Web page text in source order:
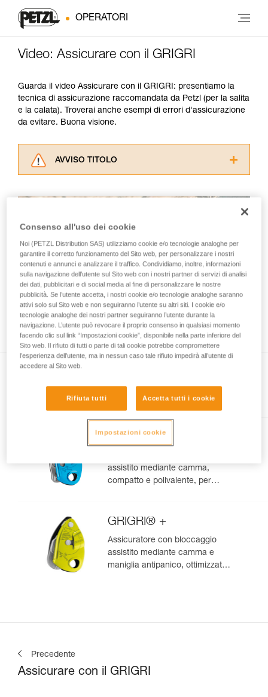
OPERATORI
Video: Assicurare con il GRIGRI
Guarda il video Assicurare con il GRIGRI: presentiamo la
tecnica di assicurazione raccomandata da Petzl (per la salita
e la calata). Troverai anche esempi di errori d'assicurazione
da evitare. Buona visione.
AVVISO TITOLO
capire queste ulteriori informazioni.
La padronanza di queste tecniche richiede una
formazione ed un addestramento specifico.
Verificate con un professionista la vostra
capacità di rifare la manovra, da soli, in piena
sicurezza, prima di riprodurla autonomamente.
Forniamo esempi di tecniche relative alla vostra
attività. Ne possono esistere altre che non
vengono qui descritte.
Presente nell'articolo
GRIGRI®
assistito mediante camma,
compatto e polivalente, per
GRIGRI® +
Assicuratore con bloccaggio
assistito mediante camma e
maniglia antipanico, ottimizzato
Precedente
Assicurare con il GRIGRI
Consenso all'uso dei cookie
Noi (PETZL Distribution SAS) utilizziamo cookie e/o tecnologie analoghe per
garantire il corretto funzionamento del Sito web, per personalizzare i nostri
contenuti e annunci e analizzare il traffico. Condividiamo, inoltre, informazioni
sulla navigazione dell’utente sul Sito web con i nostri partner di servizi di analisi
dei dati, pubblicitari e di social media al fine di personalizzare le nostre
pubblicità. Se l’utente accetta, i nostri cookie e/o tecnologie analoghe saranno
attivi solo sul Sito web e non seguiranno l’utente su altri siti. I cookie e/o
tecnologie analoghe dei nostri partner seguiranno l’utente durante la
navigazione. L’utente può revocare il proprio consenso in qualsiasi momento
facendo clic sul link “Impostazioni cookie”, disponibile nella parte inferiore del
Sito web. Il rifiuto di tutti o parte di tali cookie potrebbe compromettere
l’esperienza dell’utente, ma in nessun caso tale rifiuto impedirà all’utente di
accedere al Sito web.
Rifiuta tutti Accetta tutti i cookie
Impostazioni cookie